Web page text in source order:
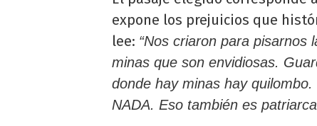
expone los prejuicios que
lee: “Nos criaron para pisarnos
minas que son envidiosas.
donde hay minas hay
NADA. Eso también es